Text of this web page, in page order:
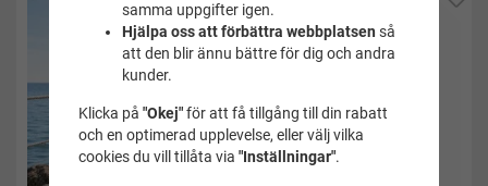
samma uppgifter igen.
Hjälpa oss att förbättra webbplatsen så
att den blir ännu bättre för dig och andra
kunder.
Klicka på "Okej"för att få tillgång till din rabatt
och en optimerad upplevelse, eller välj vilka
cookies du vill tillåta via "Inställningar".